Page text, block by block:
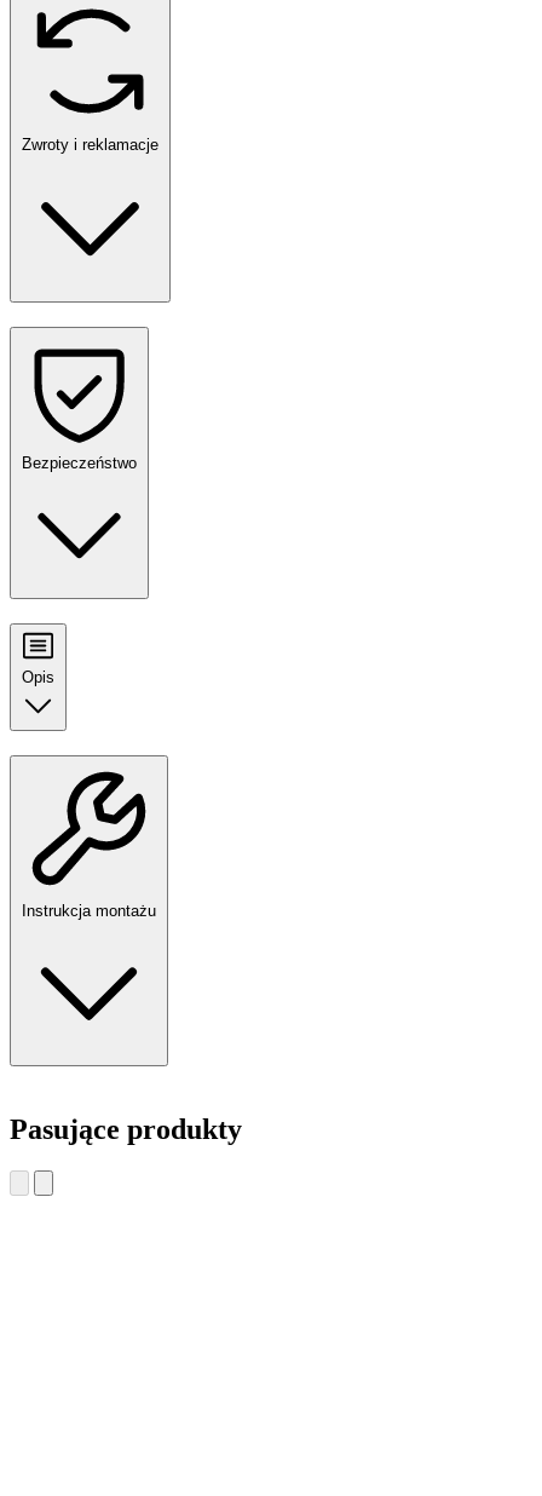
Zwroty i reklamacje
Bezpieczeństwo
Opis
Instrukcja montażu
Pasujące produkty